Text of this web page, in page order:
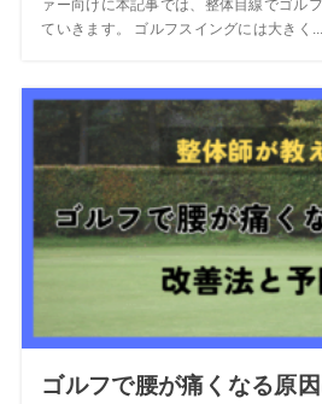
ァー向けに本記事では、整体目線でゴル
ていきます。 ゴルフスイングには大きく...
ゴルフで腰が痛くなる原